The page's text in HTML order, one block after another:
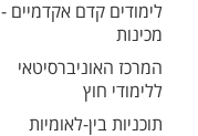
לימודים קדם אקדמיים -
מכינות
המרכז האוניברסיטאי
ללימודי חוץ
תוכניות בין-לאומיות